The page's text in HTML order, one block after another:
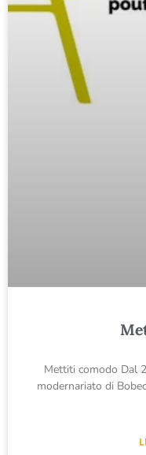
Mettiti comodo Dal
modernariato di